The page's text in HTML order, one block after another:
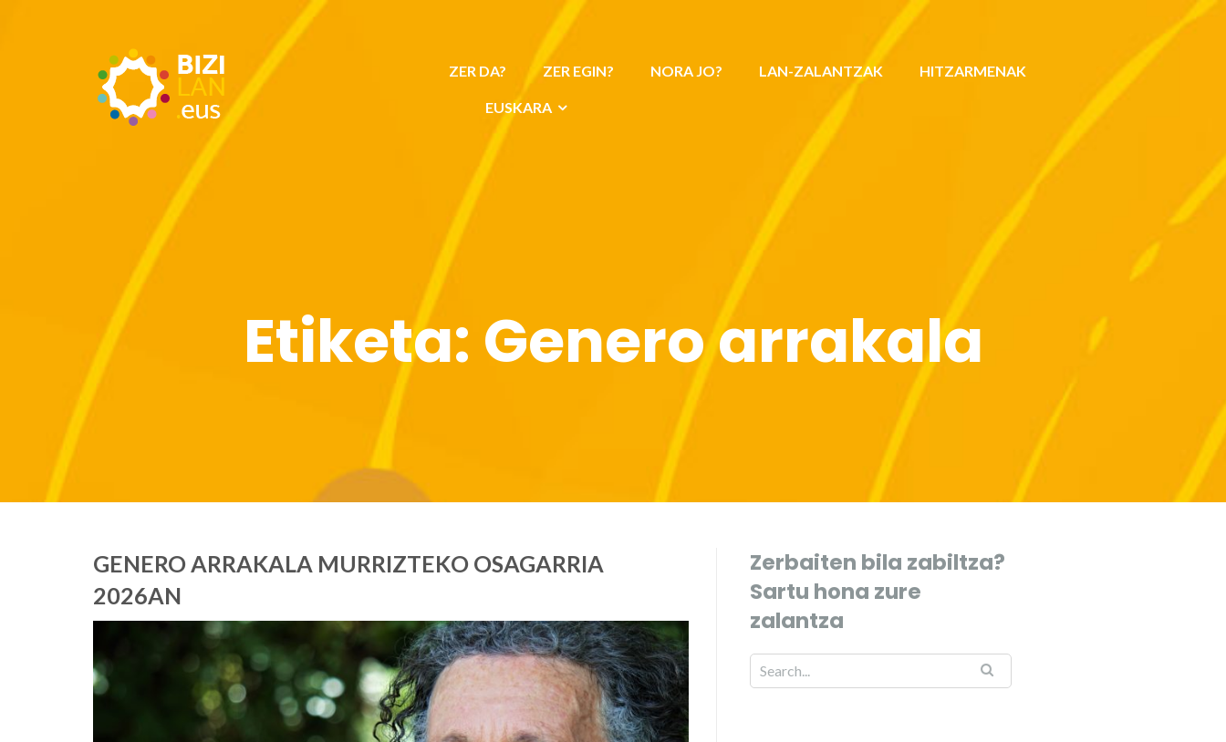
ZER DA? ZER EGIN? NORA JO? LAN-ZALANTZAK HITZARMENAK
EUSKARA
Etiketa: Genero arrakala
GENERO ARRAKALA MURRIZTEKO OSAGARRIA
2026AN
Zerbaiten bila zabiltza?
Sartu hona zure
zalantza